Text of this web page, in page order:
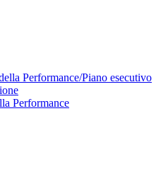
Performance/Piano esecutivo
Performance